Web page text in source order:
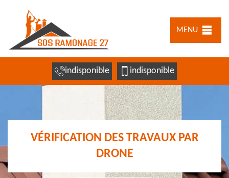
MENU
indisponible indisponible
VÉRIFICATION DES TRAVAUX PAR
DRONE